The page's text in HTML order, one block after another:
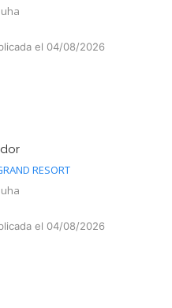
el 04/08/2026
RESORT
el 04/08/2026